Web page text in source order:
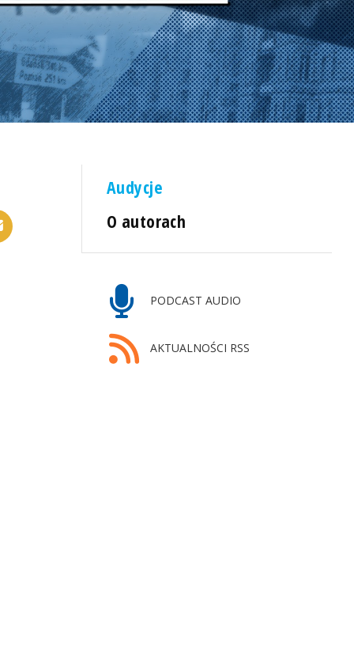
Audycje
O autorach
PODCAST AUDIO
AKTUALNOŚCI RSS